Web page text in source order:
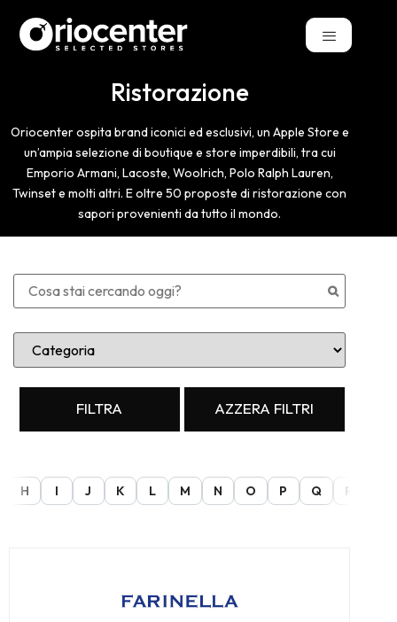
Ristorazione
Oriocenter ospita brand iconici ed esclusivi, un Apple Store e
un’ampia selezione di boutique e store imperdibili, tra cui
Emporio Armani, Lacoste, Woolrich, Polo Ralph Lauren,
Twinset e molti altri. E oltre 50 proposte di ristorazione con
sapori provenienti da tutto il mondo.
FILTRA AZZERA FILTRI
H I J K L M N O P Q R